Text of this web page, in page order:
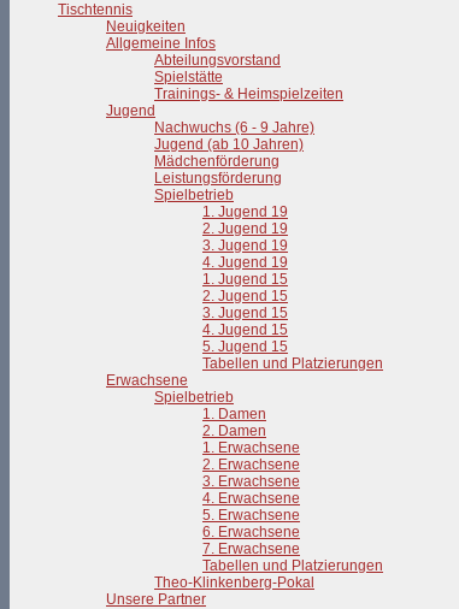
Tischtennis
Neuigkeiten
Allgemeine Infos
Abteilungsvorstand
Spielstätte
Trainings- & Heimspielzeiten
Jugend
Nachwuchs (6 - 9 Jahre)
Jugend (ab 10 Jahren)
Mädchenförderung
Leistungsförderung
Spielbetrieb
1. Jugend 19
2. Jugend 19
3. Jugend 19
4. Jugend 19
1. Jugend 15
2. Jugend 15
3. Jugend 15
4. Jugend 15
5. Jugend 15
Tabellen und Platzierungen
Erwachsene
Spielbetrieb
1. Damen
2. Damen
1. Erwachsene
2. Erwachsene
3. Erwachsene
4. Erwachsene
5. Erwachsene
6. Erwachsene
7. Erwachsene
Tabellen und Platzierungen
Theo-Klinkenberg-Pokal
Unsere Partner